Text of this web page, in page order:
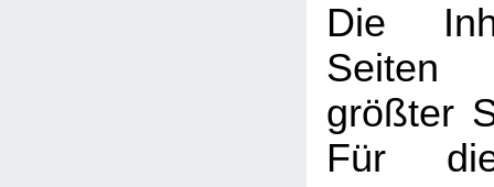
Die
Seiten
größter
Für